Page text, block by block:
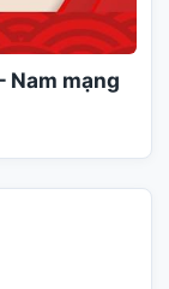
Nam mạng